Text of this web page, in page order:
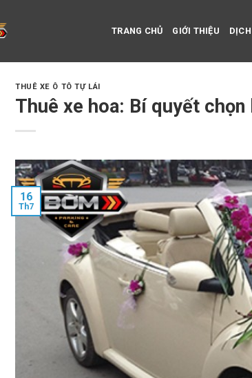
TRANG CHỦ GIỚI THIỆU
THUÊ XE Ô TÔ TỰ LÁI
Thuê xe hoa: Bí quyết
16
Th7